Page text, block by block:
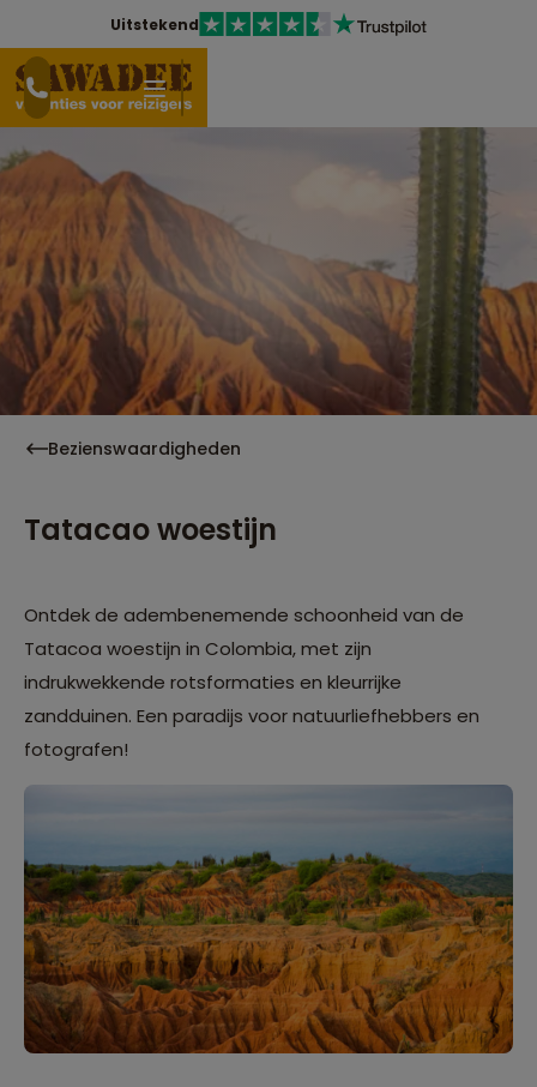
Uitstekend
Bezienswaardigheden
Tatacao woestijn
Ontdek de adembenemende schoonheid van de
Tatacoa woestijn in Colombia, met zijn
indrukwekkende rotsformaties en kleurrijke
zandduinen. Een paradijs voor natuurliefhebbers en
fotografen!